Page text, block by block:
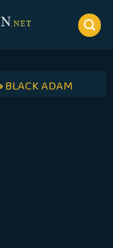
BLACK ADAM